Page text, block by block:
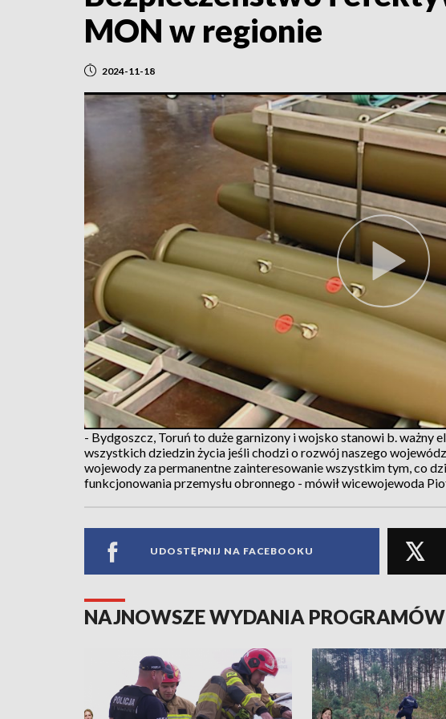
MON w regionie
2024-11-18
- Bydgoszcz, Toruń to duże garnizony i wojsko stanowi b. ważny
wszystkich dziedzin życia jeśli chodzi o rozwój naszego
wojewody za permanentne zainteresowanie wszystkim tym, co
funkcjonowania przemysłu obronnego - mówił wicewojewoda
UDOSTĘPNIJ NA FACEBOOKU
NAJNOWSZE WYDANIA PROGRAMÓW